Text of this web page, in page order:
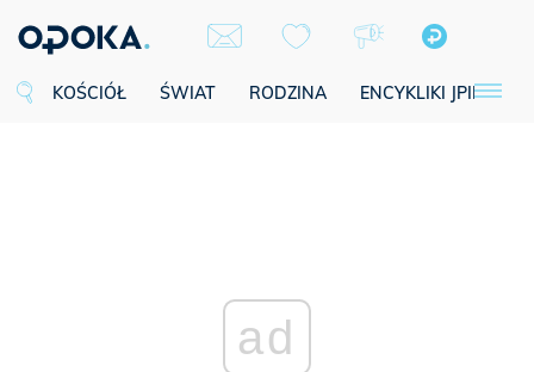
KOŚCIÓŁ ŚWIAT RODZINA ENCYKLIKI JPII
ad